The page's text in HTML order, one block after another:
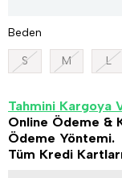
Beden
S M L
Tahmini Kargoya
Online Ödeme &
Ödeme Yöntemi.
Tüm Kredi